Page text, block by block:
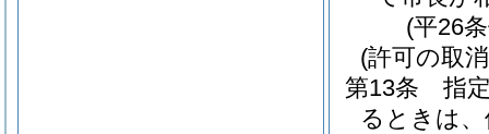
(平26
(許可の取
第13条
指
るときは